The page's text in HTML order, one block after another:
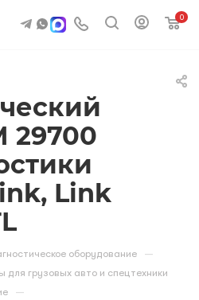
0
29700
Link
оборудование —
для грузовых авто и спецтехники
—